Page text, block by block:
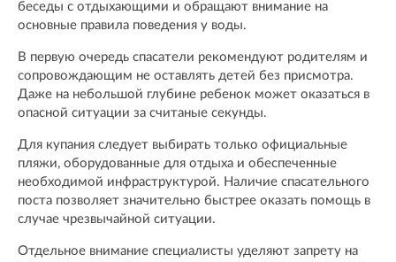
беседы с отдыхающими и обращают внимание на
основные правила поведения у воды.
В первую очередь спасатели рекомендуют родителям и
сопровождающим не оставлять детей без присмотра.
Даже на небольшой глубине ребенок может оказаться в
опасной ситуации за считаные секунды.
Для купания следует выбирать только официальные
пляжи, оборудованные для отдыха и обеспеченные
необходимой инфраструктурой. Наличие спасательного
поста позволяет значительно быстрее оказать помощь в
случае чрезвычайной ситуации.
Отдельное внимание специалисты уделяют запрету на